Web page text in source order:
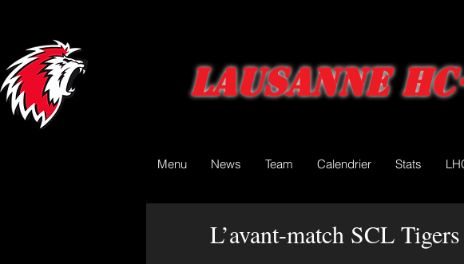
Lausanne
Menu News Team Calendrier Stats
L’avant-match SCL